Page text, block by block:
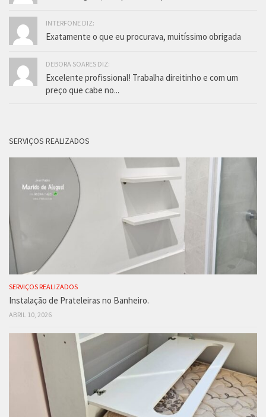
INTERFONE DIZ:
Exatamente o que eu procurava, muitíssimo obrigada
DEBORA SOARES DIZ:
Excelente profissional! Trabalha direitinho e com um
preço que cabe no...
SERVIÇOS REALIZADOS
SERVIÇOS REALIZADOS
Instalação de Prateleiras no Banheiro.
ABRIL 10, 2026